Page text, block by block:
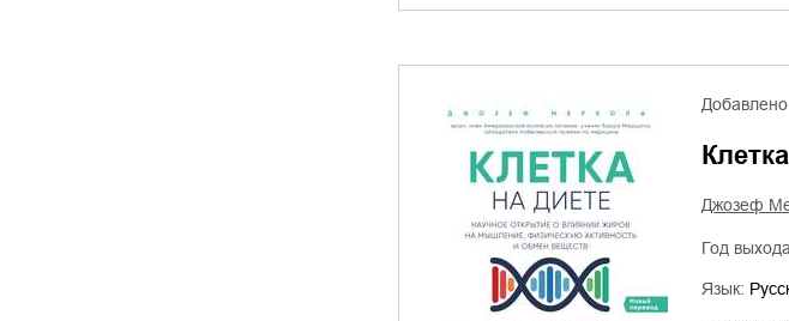
Добавлено
Джозеф
Год
Язык: